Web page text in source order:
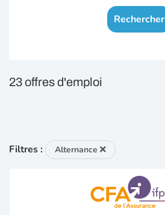
Rechercher
23 offres d'emploi
Filtres : Alternance